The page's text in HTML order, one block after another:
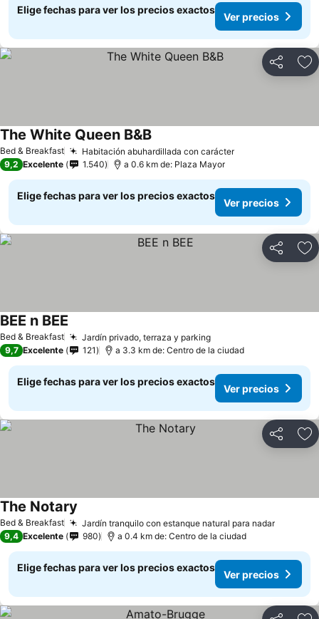
Elige fechas para ver los precios exactos
Ver precios
Compartir
Bed & Breakfast Habitación abuhardillada con carácterVer precios
The White Queen B&BVer precios
9,2 Excelente 1.540 a 0.6 km de: Plaza Mayor
Elige fechas para ver los precios exactos
Ver precios
Compartir
Bed & Breakfast Jardín privado, terraza y parkingVer precios
BEE n BEE
9,7 Excelente 121 a 3.3 km de: Centro de la ciudad
Elige fechas para ver los precios exactos
Ver precios
Compartir
Bed & Breakfast Jardín tranquilo con estanque natural para nadarVer
The Notary
9,4 Excelente 980 a 0.4 km de: Centro de la ciudad
Elige fechas para ver los precios exactos
Ver precios